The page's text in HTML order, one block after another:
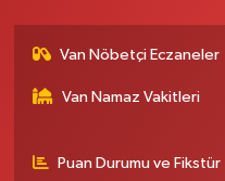
Van Nöbetçi Eczaneler
Van Namaz Vakitleri
Puan Durumu ve Fikstür